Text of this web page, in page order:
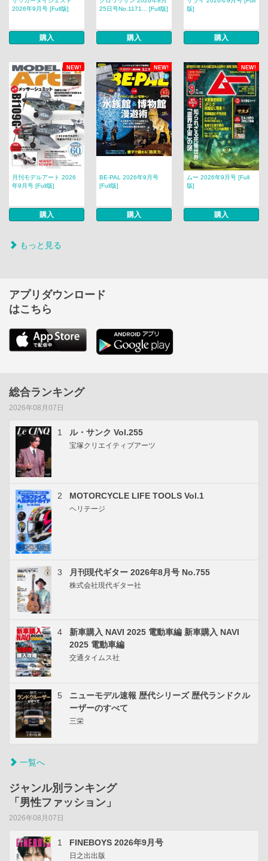
2026年9月号 [Full版]
購入
25日号No.1171... [Full版]
購入
版]
購入
NEW! NEW! NEW!
月刊モデルアート 2026
年9月号 [Full版]
購入
BE-PAL 2026年9月号
[Full版]
購入
ムー 2026年9月号 [Full
版]
購入
もっと見る
アプリダウンロード
はこちら
総合ランキング
2026年08月07日
1 ル・サンク Vol.255
宝塚クリエイティブアーツ
2 MOTORCYCLE LIFE TOOLS Vol.1
ヘリテージ
3 月刊現代ギター 2026年8月号 No.755
株式会社現代ギター社
4
新車購入 NAVI 2025 電動車編 新車購入 NAVI
2025 電動車編
交通タイムス社
5
ニューモデル速報 歴代シリーズ 歴代ランドクル
ーザーのすべて
三栄
一覧へ
ジャンル別ランキング
「男性ファッション」
2026年08月07日
1 FINEBOYS 2026年9月号
日之出出版